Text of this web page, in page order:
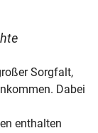
Sorgfalt,
Dabei
enthalten